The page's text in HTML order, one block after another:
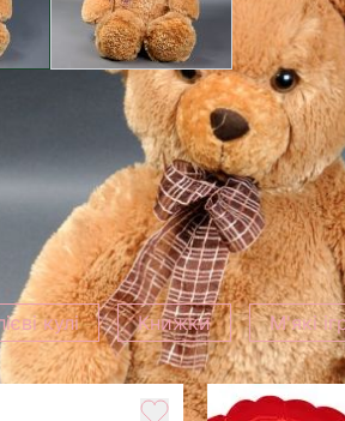
0.5 кг
до букету
кулі Книжки М'які